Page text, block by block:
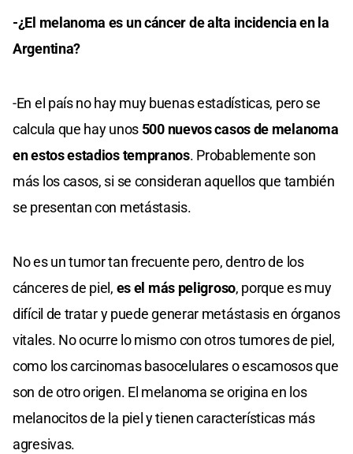
-¿El melanoma es un cáncer de alta incidencia en la
Argentina?
-En el país no hay muy buenas estadísticas, pero se
calcula que hay unos 500 nuevos casos de melanoma
en estos estadios tempranos. Probablemente son
más los casos, si se consideran aquellos que también
se presentan con metástasis.
No es un tumor tan frecuente pero, dentro de los
cánceres de piel, es el más peligroso, porque es muy
difícil de tratar y puede generar metástasis en órganos
vitales. No ocurre lo mismo con otros tumores de piel,
como los carcinomas basocelulares o escamosos que
son de otro origen. El melanoma se origina en los
melanocitos de la piel y tienen características más
agresivas.